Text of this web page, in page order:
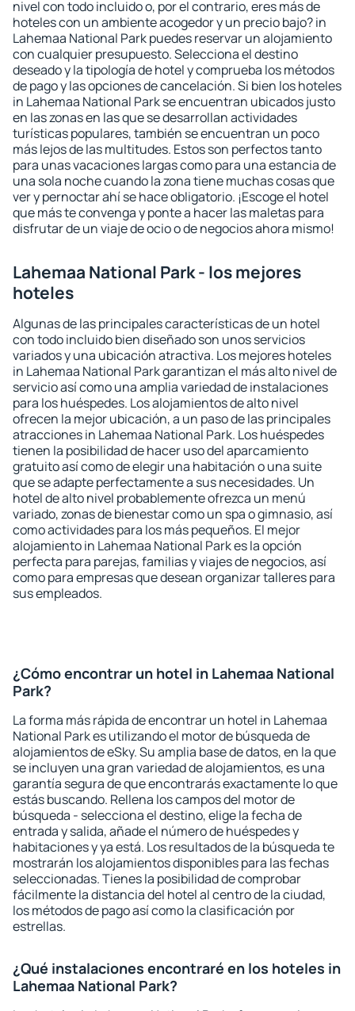
nivel con todo incluido o, por el contrario, eres más de
hoteles con un ambiente acogedor y un precio bajo? in
Lahemaa National Park puedes reservar un alojamiento
con cualquier presupuesto. Selecciona el destino
deseado y la tipología de hotel y comprueba los métodos
de pago y las opciones de cancelación. Si bien los hoteles
in Lahemaa National Park se encuentran ubicados justo
en las zonas en las que se desarrollan actividades
turísticas populares, también se encuentran un poco
más lejos de las multitudes. Estos son perfectos tanto
para unas vacaciones largas como para una estancia de
una sola noche cuando la zona tiene muchas cosas que
ver y pernoctar ahí se hace obligatorio. ¡Escoge el hotel
que más te convenga y ponte a hacer las maletas para
disfrutar de un viaje de ocio o de negocios ahora mismo!
Lahemaa National Park - los mejores
hoteles
Algunas de las principales características de un hotel
con todo incluido bien diseñado son unos servicios
variados y una ubicación atractiva. Los mejores hoteles
in Lahemaa National Park garantizan el más alto nivel de
servicio así como una amplia variedad de instalaciones
para los huéspedes. Los alojamientos de alto nivel
ofrecen la mejor ubicación, a un paso de las principales
atracciones in Lahemaa National Park. Los huéspedes
tienen la posibilidad de hacer uso del aparcamiento
gratuito así como de elegir una habitación o una suite
que se adapte perfectamente a sus necesidades. Un
hotel de alto nivel probablemente ofrezca un menú
variado, zonas de bienestar como un spa o gimnasio, así
como actividades para los más pequeños. El mejor
alojamiento in Lahemaa National Park es la opción
perfecta para parejas, familias y viajes de negocios, así
como para empresas que desean organizar talleres para
sus empleados.
¿Cómo encontrar un hotel in Lahemaa National
Park?
La forma más rápida de encontrar un hotel in Lahemaa
National Park es utilizando el motor de búsqueda de
alojamientos de eSky. Su amplia base de datos, en la que
se incluyen una gran variedad de alojamientos, es una
garantía segura de que encontrarás exactamente lo que
estás buscando. Rellena los campos del motor de
búsqueda - selecciona el destino, elige la fecha de
entrada y salida, añade el número de huéspedes y
habitaciones y ya está. Los resultados de la búsqueda te
mostrarán los alojamientos disponibles para las fechas
seleccionadas. Tienes la posibilidad de comprobar
fácilmente la distancia del hotel al centro de la ciudad,
los métodos de pago así como la clasificación por
estrellas.
¿Qué instalaciones encontraré en los hoteles in
Lahemaa National Park?